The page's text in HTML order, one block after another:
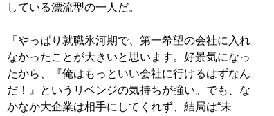
している漂流型の一人だ。
「やっぱり就職氷河期で、第一希望の会社に入れ
なかったことが大きいと思います。好景気になっ
たから、『俺はもっといい会社に行けるはずなん
だ！』というリベンジの気持ちが強い。でも、な
かなか大企業は相手にしてくれず、結局は“未